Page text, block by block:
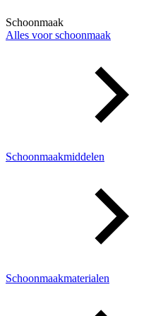
Schoonmaak
Alles voor schoonmaak
Schoonmaakmiddelen
Schoonmaakmaterialen